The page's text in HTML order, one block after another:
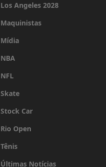
Los Angeles 2028
Maquinistas
Mídia
NBA
NFL
Skate
Stock Car
Rio Open
Tênis
Últimas Notícias